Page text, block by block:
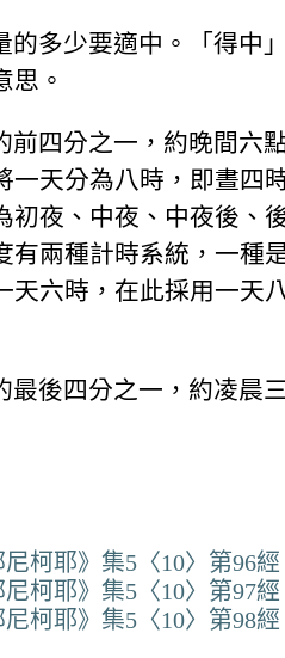
的多少要適中。「得中
思。
前四分之一，約晚間六
一天分為八時，即晝四
初夜、中夜、中夜後、
有兩種計時系統，一種
天六時，在此採用一天
最後四分之一，約凌晨
柯耶》集5〈10〉第96經
柯耶》集5〈10〉第97經
柯耶》集5〈10〉第98經